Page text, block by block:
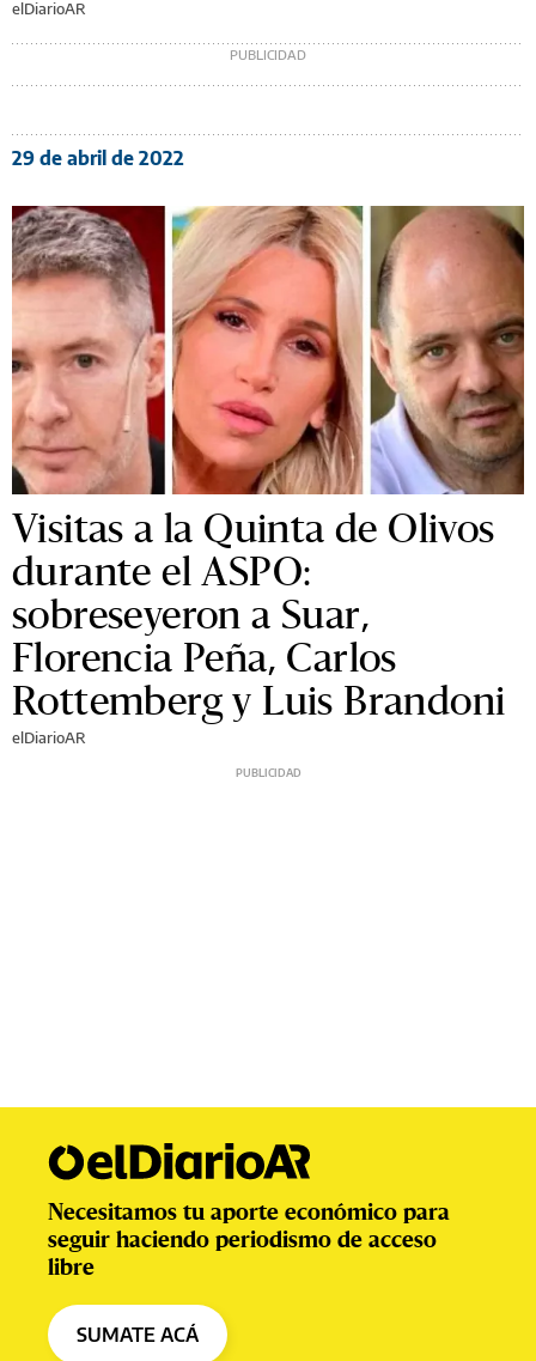
elDiarioAR
29 de abril de 2022
Visitas a la Quinta de Olivos
durante el ASPO:
sobreseyeron a Suar,
Florencia Peña, Carlos
Rottemberg y Luis Brandoni
elDiarioAR
Necesitamos tu aporte económico para
seguir haciendo periodismo de acceso
libre
SUMATE ACÁ